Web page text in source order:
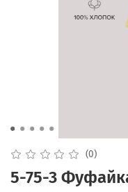
(0)
5-75-3